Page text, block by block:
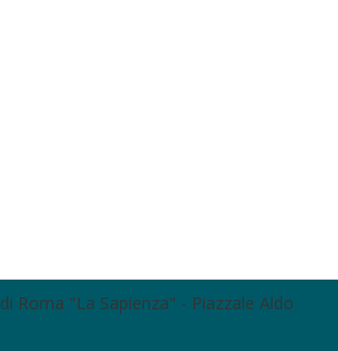
Roma "La Sapienza" - Piazzale Aldo